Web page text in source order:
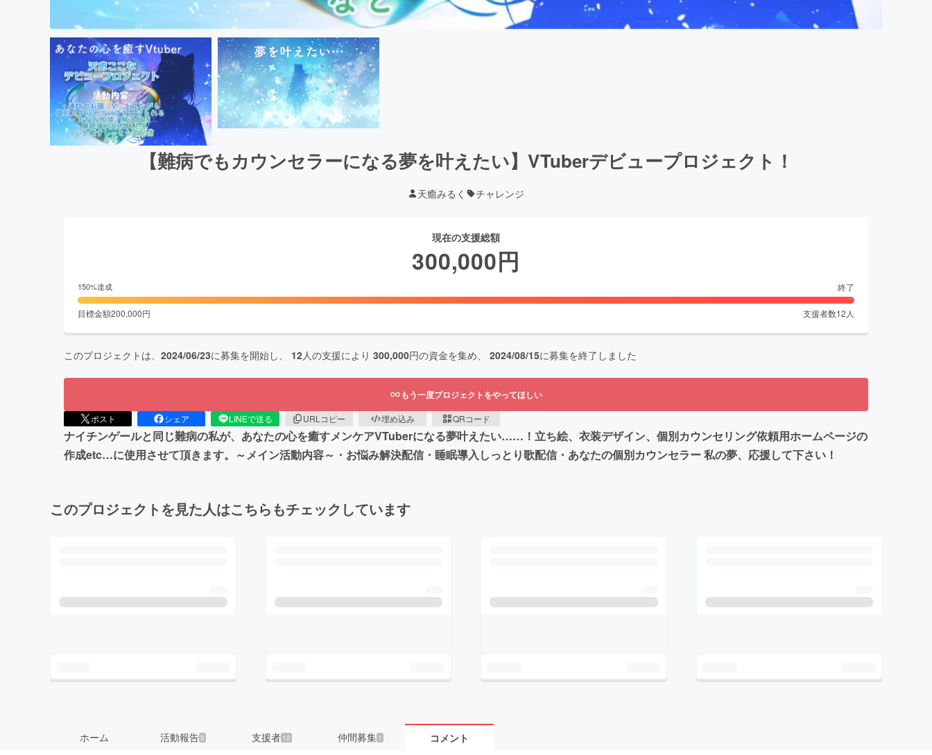
【難病でもカウンセラーになる夢を叶えたい】VTuberデビュープロジェクト！
天癒みるく チャレンジ
現在の支援総額
300,000円
150%達成 終了
目標金額200,000円 支援者数12 人
このプロジェクトは、 2024/06/23に募集を開始し、 12人の支援により 300,000円の資金を集め、 2024/08/15に募集を終了しました
もう一度プロジェクトをやってほしい
ポスト シェア LINEで送る URLコピー 埋め込み QRコード
ナイチンゲールと同じ難病の私が、あなたの心を癒すメンケアVTuberになる夢叶えたい……！立ち絵、衣装デザイン、個別カウンセリング依頼用ホームページの
作成etc…に使用させて頂きます。～メイン活動内容～・お悩み解決配信・睡眠導入しっとり歌配信・あなたの個別カウンセラー 私の夢、応援して下さい！
このプロジェクトを見た人はこちらもチェックしています
ホーム 活動報告5 支援者 12 仲間募集 1 コメント